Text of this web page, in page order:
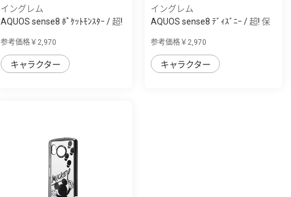
イングレム
AQUOS sense8 ﾎﾟｹｯﾄﾓﾝｽﾀｰ / 超!
参考価格￥2,970
キャラクター
イングレム
AQUOS sense8 ﾃﾞｨｽﾞﾆｰ / 超! 保
参考価格￥2,970
キャラクター